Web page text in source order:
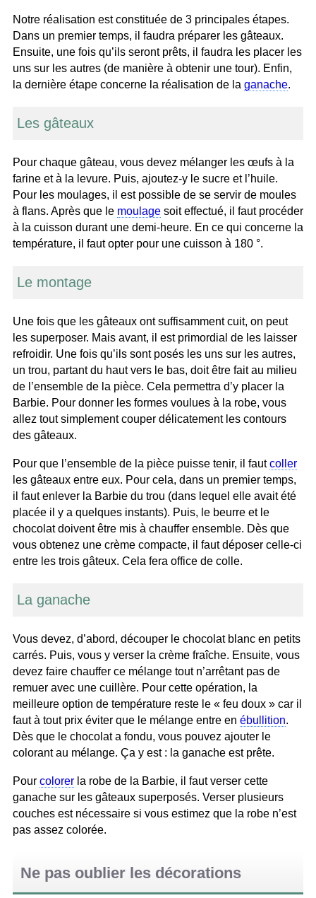
Notre réalisation est constituée de 3 principales étapes.
Dans un premier temps, il faudra préparer les gâteaux.
Ensuite, une fois qu’ils seront prêts, il faudra les placer les
uns sur les autres (de manière à obtenir une tour). Enfin,
la dernière étape concerne la réalisation de la ganache.
Les gâteaux
Pour chaque gâteau, vous devez mélanger les œufs à la
farine et à la levure. Puis, ajoutez-y le sucre et l’huile.
Pour les moulages, il est possible de se servir de moules
à flans. Après que le moulage soit effectué, il faut procéder
à la cuisson durant une demi-heure. En ce qui concerne la
température, il faut opter pour une cuisson à 180 °.
Le montage
Une fois que les gâteaux ont suffisamment cuit, on peut
les superposer. Mais avant, il est primordial de les laisser
refroidir. Une fois qu’ils sont posés les uns sur les autres,
un trou, partant du haut vers le bas, doit être fait au milieu
de l’ensemble de la pièce. Cela permettra d’y placer la
Barbie. Pour donner les formes voulues à la robe, vous
allez tout simplement couper délicatement les contours
des gâteaux.
Pour que l’ensemble de la pièce puisse tenir, il fautcoller
les gâteaux entre eux. Pour cela, dans un premier temps,
il faut enlever la Barbie du trou (dans lequel elle avait été
placée il y a quelques instants). Puis, le beurre et le
chocolat doivent être mis à chauffer ensemble. Dès que
vous obtenez une crème compacte, il faut déposer celle-ci
entre les trois gâteux. Cela fera office de colle.
La ganache
Vous devez, d’abord, découper le chocolat blanc en petits
carrés. Puis, vous y verser la crème fraîche. Ensuite, vous
devez faire chauffer ce mélange tout n’arrêtant pas de
remuer avec une cuillère. Pour cette opération, la
meilleure option de température reste le « feu doux » car il
faut à tout prix éviter que le mélange entre en ébullition.
Dès que le chocolat a fondu, vous pouvez ajouter le
colorant au mélange. Ça y est : la ganache est prête.
Pour colorer la robe de la Barbie, il faut verser cette
ganache sur les gâteaux superposés. Verser plusieurs
couches est nécessaire si vous estimez que la robe n’est
pas assez colorée.
Ne pas oublier les décorations